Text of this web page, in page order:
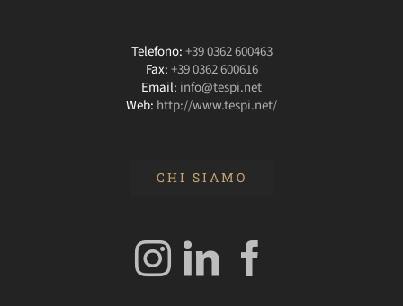
Telefono:+39 0362 600463
Fax:+39 0362 600616
Email: info@tespi.net
Web: http://www.tespi.net/
CHI SIAMO